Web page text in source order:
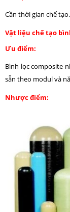
Cần thời gian chế
Vật liệu chế tạo
Ưu điểm:
Bình lọc composite
sẵn theo modul và
Nhược điểm: